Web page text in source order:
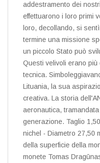
addestramento dei
effettuarono i loro primi
loro, decollando, si
termine una missione
un piccolo Stato può
Questi velivoli erano
tecnica.
Lituania, la sua
creativa. La storia
aeronautica,
generazione. Taglio
nichel - Diametro 27,50
della superficie della
monete Tomas